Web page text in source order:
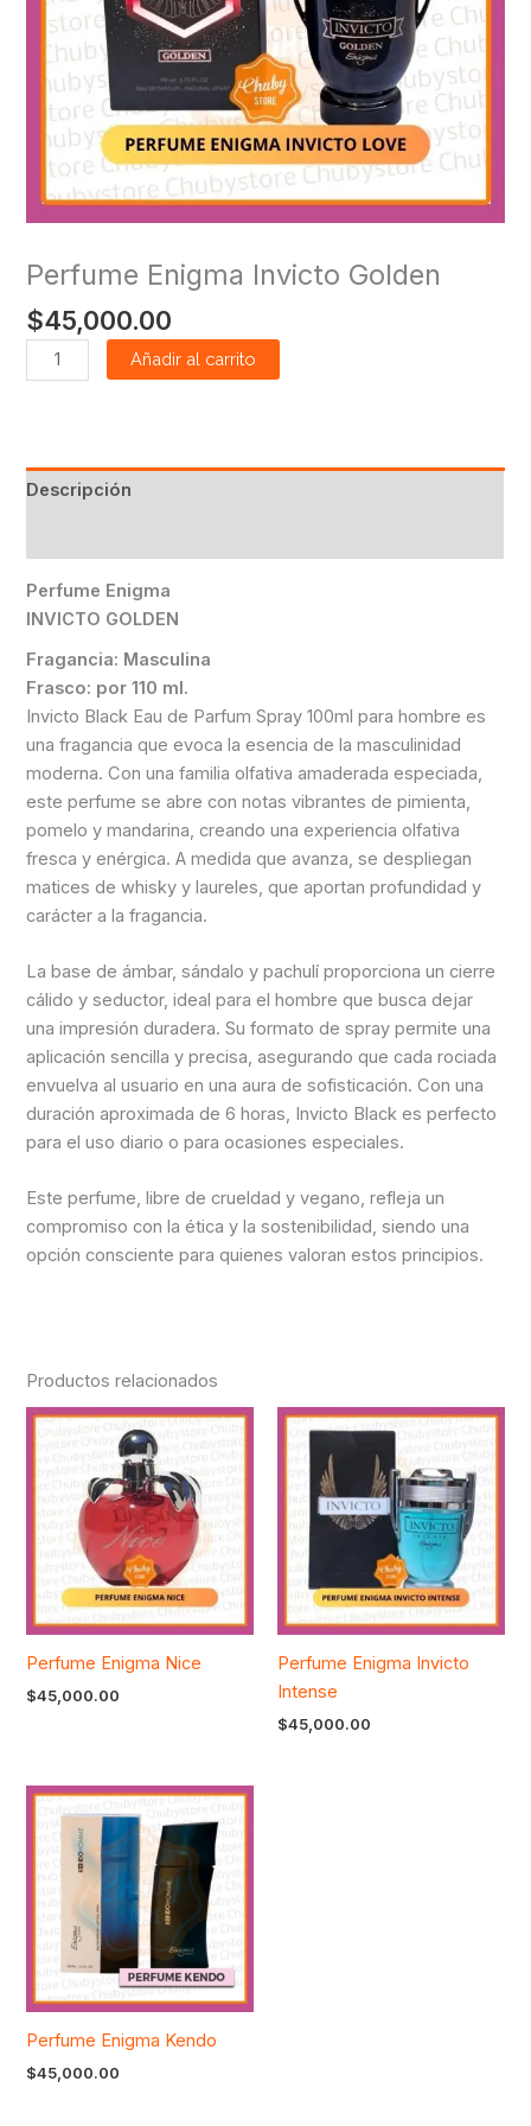
Perfume Enigma Invicto Golden
$45,000.00
Añadir al carrito
Descripción
Perfume Enigma
INVICTO GOLDEN
Fragancia: Masculina
Frasco: por 110 ml.
Invicto Black Eau de Parfum Spray 100ml para hombre es
una fragancia que evoca la esencia de la masculinidad
moderna. Con una familia olfativa amaderada especiada,
este perfume se abre con notas vibrantes de pimienta,
pomelo y mandarina, creando una experiencia olfativa
fresca y enérgica. A medida que avanza, se despliegan
matices de whisky y laureles, que aportan profundidad y
carácter a la fragancia.
La base de ámbar, sándalo y pachulí proporciona un cierre
cálido y seductor, ideal para el hombre que busca dejar
una impresión duradera. Su formato de spray permite una
aplicación sencilla y precisa, asegurando que cada rociada
envuelva al usuario en una aura de sofisticación. Con una
duración aproximada de 6 horas, Invicto Black es perfecto
para el uso diario o para ocasiones especiales.
Este perfume, libre de crueldad y vegano, refleja un
compromiso con la ética y la sostenibilidad, siendo una
opción consciente para quienes valoran estos principios.
Productos relacionados
Perfume Enigma Nice
$45,000.00
Perfume Enigma Invicto
Intense
$45,000.00
Perfume Enigma Kendo
$45,000.00